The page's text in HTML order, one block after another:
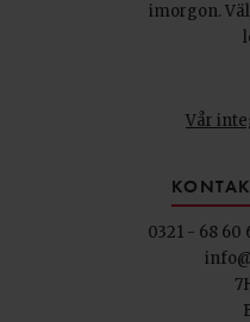
imorgon.
Vår
0321 - 68 60